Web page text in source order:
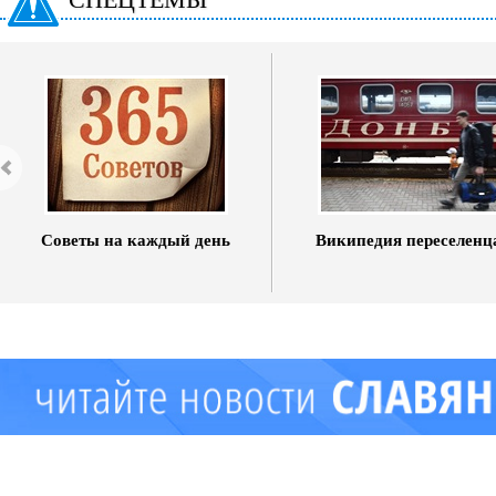
Советы на каждый день Википедия